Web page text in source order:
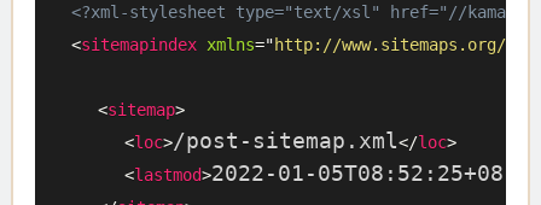
<?xml-stylesheet type="text/xsl" href="//
<sitemapindex xmlns="http://www.sitemaps.org/
<sitemap>
<loc>/post-sitemap.xml</loc>
<lastmod>2022-01-